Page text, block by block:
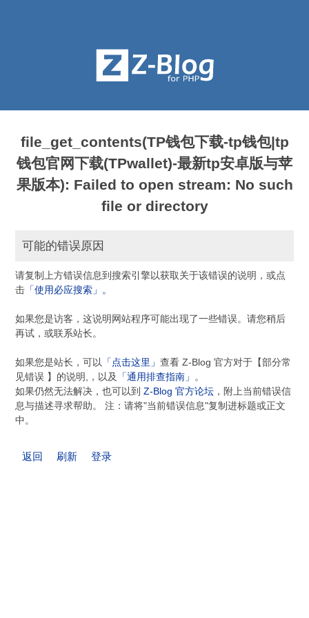
file_get_contents(TP钱包下载-tp钱包|tp
钱包官网下载(TPwallet)-最新tp安卓版与苹
果版本): Failed to open stream: No such
file or directory
可能的错误原因
请复制上方错误信息到搜索引擎以获取关于该错误的说明，或点
击 「使用必应搜索」。
如果您是访客，这说明网站程序可能出现了一些错误。请您稍后
再试，或联系站长。
如果您是站长，可以 「点击这里」查看 Z-Blog 官方对于【部分常
见错误 】的说明,，以及
「通用排查指南」 。
如果仍然无法解决，也可以到Z-Blog 官方论坛 ，附上当前错误信
息与描述寻求帮助。 注：请将"当前错误信息"复制进标题或正文
中。
返回 刷新 登录